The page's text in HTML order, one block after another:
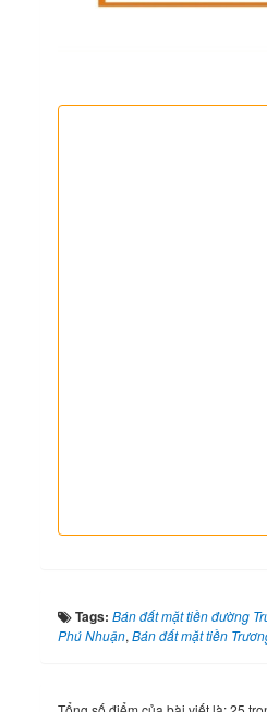
Tags: Bán đất mặt tiền đường
Phú Nhuận, Bán đất mặt tiền